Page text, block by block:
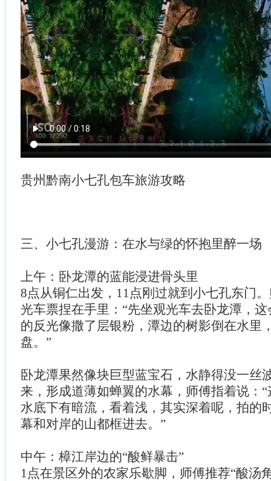
​​贵州黔南小七孔包车旅游攻略
三、小七孔漫游：在水与绿的怀抱里醉一场
上午：卧龙潭的蓝能浸进骨头里
8点从铜仁出发，11点刚过就到小七孔东门
光车票捏在手里：“先坐观光车去卧龙潭，
的反光像撒了层银粉，潭边的树影倒在水里
盘。”
卧龙潭果然像块巨型蓝宝石，水静得没一丝
来，形成道薄如蝉翼的水幕，师傅指着说：“
水底下有暗流，看着浅，其实深着呢，拍的
幕和对岸的山都框进去。”
中午：樟江岸边的“酸鲜暴击”
1点在景区外的农家乐歇脚，师傅推荐“酸汤